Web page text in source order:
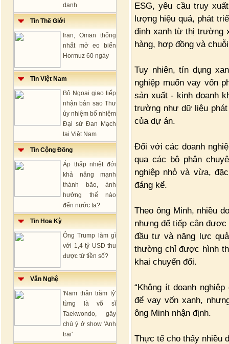
danh
Tin Thế Giới
Iran, Oman thống
nhất mở eo biển
Hormuz 60 ngày
Tin Việt Nam
Bộ Ngoại giao tiếp
nhận bản sao Thư
ủy nhiệm bổ nhiệm
Đại sứ Đan Mạch
tại Việt Nam
Tin Cộng Đồng
Áp thấp nhiệt đới
khả năng mạnh
thành bão, ảnh
hưởng thế nào
đến nước ta?
Tin Hoa Kỳ
Ông Trump làm gì
với 1,4 tỷ USD thu
được từ tiền số?
Văn Nghệ
'Nam thần trăm tỷ'
từng là võ sĩ
Taekwondo, gây
chú ý ở show 'Anh
trai'
ESG, yêu cầu truy
lượng hiệu quả, phát
định xanh từ thị trường
hàng, hợp đồng và
Tuy nhiên, tín dụng
nghiệp muốn vay vốn
sản xuất - kinh doanh
trường như dữ liệu
của dự án.
Đối với các doanh
qua các bộ phận
nghiệp nhỏ và vừa,
đáng kể.
Theo ông Minh, nhiều
nhưng để tiếp cận
đầu tư và năng lực
thường chỉ được hình
khai chuyển đổi.
“Không ít doanh
để vay vốn xanh,
ông Minh nhận định.
Thực tế cho thấy nhiều